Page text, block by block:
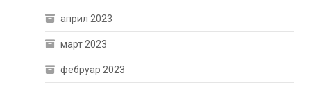
април 2023
март 2023
фебруар 2023